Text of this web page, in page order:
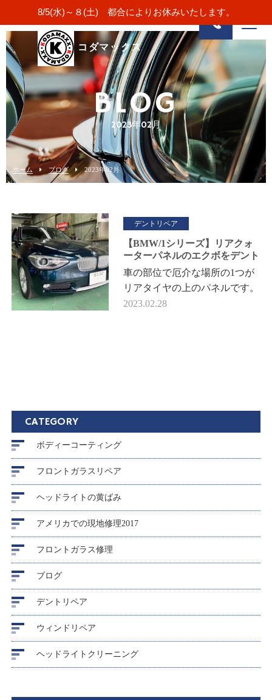
8/5(水)～８(土) 都合によりお休みいたします。
コダマックス
BLOG
2023年02月
ホーム ブログ 2023年02月
デントリペア
【BMW/1シリーズ】リアクォ
ーターパネルのエクボをデント
リペア
車の部位で厄介な場所の1つが
リアタイヤの上のパネルです。
クォーターパネルと呼ばれるこ
2023.02.28
CATEGORY
ボディーコーティング
フロントガラスリペア
ヘッドライトの黄ばみ
アメリカでの現地修理2017
フロントガラス修理
ブログ
デントリペア
ウィンドリペア
ヘッドライトクリーニング